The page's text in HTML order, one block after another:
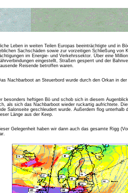
Leben in weiten Teilen Europas beeinträchtigte und in
Sachschäden sowie zur vorzeitigen Schließung von
im Energie- und Verkehrssektor. Über eine
eingestellt, Straßen gesperrt und der
Reisende betroffen waren.
Nachbarboot an Steuerbord wurde durch den Orkan in
besonders heftigen Bö und schob sich in diesem
als sich das Nachbarboot wieder ruckartig aufrichtete.
Salonseite geschleudert wurde. Außerdem flog unterhalb
Länge aus der Keep.
Gelegenheit haben wir dann auch das gesamte Rigg